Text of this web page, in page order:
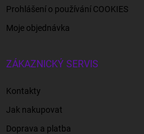
Prohlášení o používání COOKIES
Moje objednávka
ZÁKAZNICKÝ SERVIS
Kontakty
Jak nakupovat
Doprava a platba